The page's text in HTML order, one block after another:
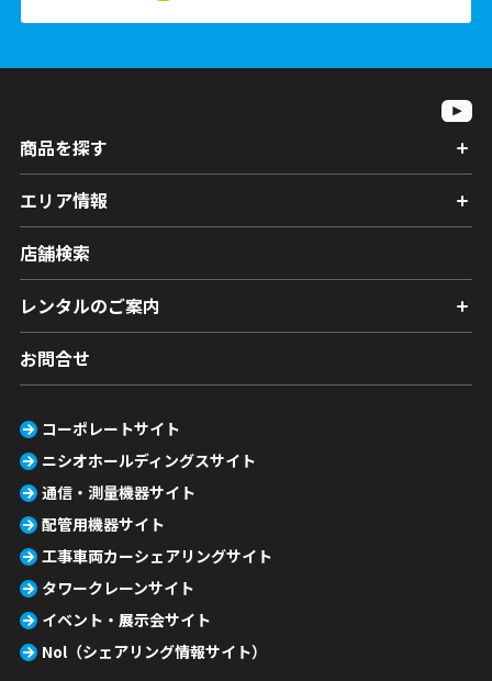
商品を探す
エリア情報
店舗検索
レンタルのご案内
お問合せ
コーポレートサイト
ニシオホールディングスサイト
通信・測量機器サイト
配管用機器サイト
工事車両カーシェアリングサイト
タワークレーンサイト
イベント・展示会サイト
Nol（シェアリング情報サイト）